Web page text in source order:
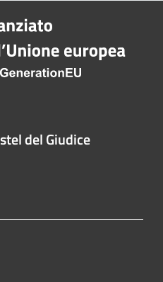
del Giudice